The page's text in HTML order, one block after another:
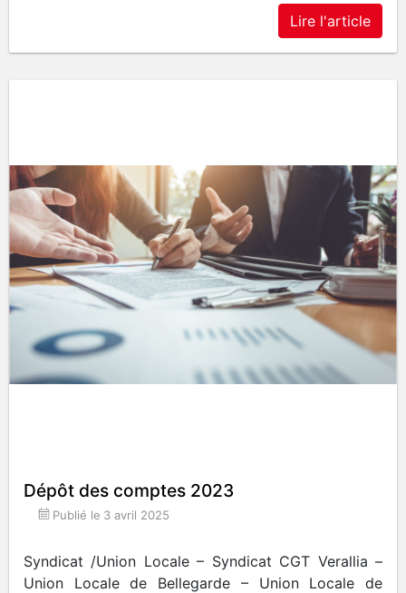
Lire l'article
Dépôt des comptes 2023
Publié le 3 avril 2025
Syndicat /Union Locale – Syndicat CGT Verallia –
Union Locale de Bellegarde – Union Locale de